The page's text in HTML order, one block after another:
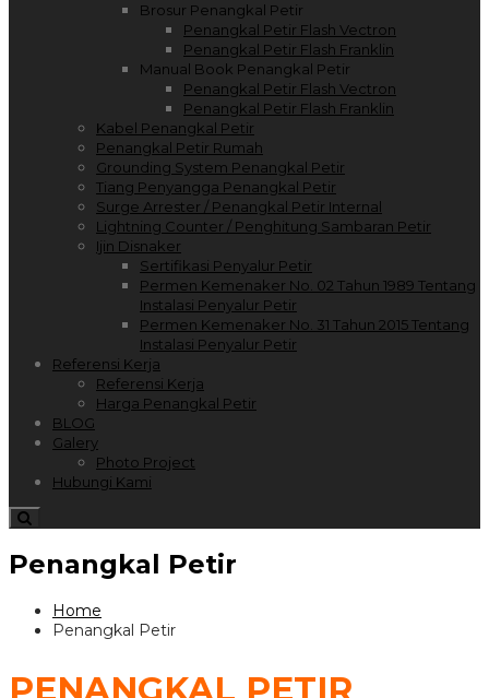
Brosur Penangkal Petir
Penangkal Petir Flash Vectron
Penangkal Petir Flash Franklin
Manual Book Penangkal Petir
Penangkal Petir Flash Vectron
Penangkal Petir Flash Franklin
Kabel Penangkal Petir
Penangkal Petir Rumah
Grounding System Penangkal Petir
Tiang Penyangga Penangkal Petir
Surge Arrester / Penangkal Petir Internal
Lightning Counter / Penghitung Sambaran Petir
Ijin Disnaker
Sertifikasi Penyalur Petir
Permen Kemenaker No. 02 Tahun 1989 Tentang
Instalasi Penyalur Petir
Permen Kemenaker No. 31 Tahun 2015 Tentang
Instalasi Penyalur Petir
Referensi Kerja
Referensi Kerja
Harga Penangkal Petir
BLOG
Galery
Photo Project
Hubungi Kami
Penangkal Petir
Home
Penangkal Petir
PENANGKAL PETIR